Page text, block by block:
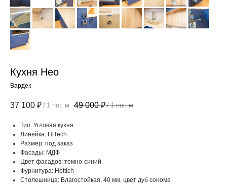
Кухня Нео
Вардек
37 100 ₽ / 1 пог. м 49 000 ₽ / 1 пог. м
Тип: Угловая кухня
Линейка: HiTech
Размер: под заказ
Фасады: МДФ
Цвет фасадов: темно-синий
Фурнитура: Hettich
Столешница: Влагостойкая, 40 мм, цвет дуб сонома